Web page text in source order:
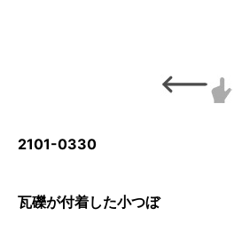
2101-0330
瓦礫が付着した小つぼ